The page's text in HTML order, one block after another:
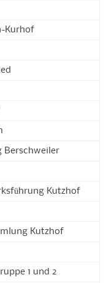
Kurhof
Berschweiler
Kutzhof
Kutzhof
1 und 2